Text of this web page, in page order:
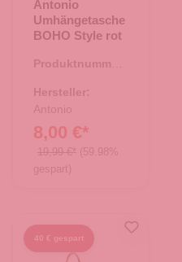
Antonio
Umhängetasche
BOHO Style rot
Produktnummer:
Hersteller:
Antonio
8,00 €*
19,99 €* (59.98%
gespart)
40 € gespart